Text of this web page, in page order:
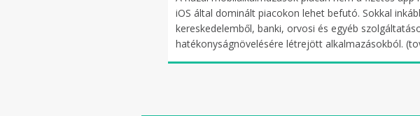
iOS által dominált piacokon lehet befutó. Sokkal
kereskedelemből, banki, orvosi és egyéb
hatékonyságnövelésére létrejött alkalmazásokból.